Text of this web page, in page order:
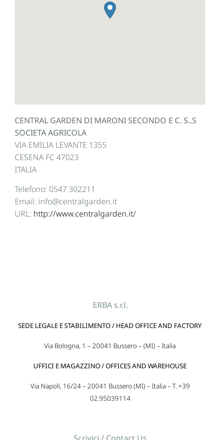
CENTRAL GARDEN DI MARONI SECONDO E C. S..S
SOCIETA AGRICOLA
VIA EMILIA LEVANTE 1355
CESENA FC47023
ITALIA
Telefono: 0547 302211
Email: info@centralgarden.it
URL: http://www.centralgarden.it/
ERBA s.r.l.
SEDE LEGALE E STABILIMENTO / HEAD OFFICE AND FACTORY
Via Bologna, 1 – 20041 Bussero – (MI) – Italia
UFFICI E MAGAZZINO / OFFICES AND WAREHOUSE
Via Napoli, 16/24 – 20041 Bussero (MI) – Italia – T. +39
02.95039114